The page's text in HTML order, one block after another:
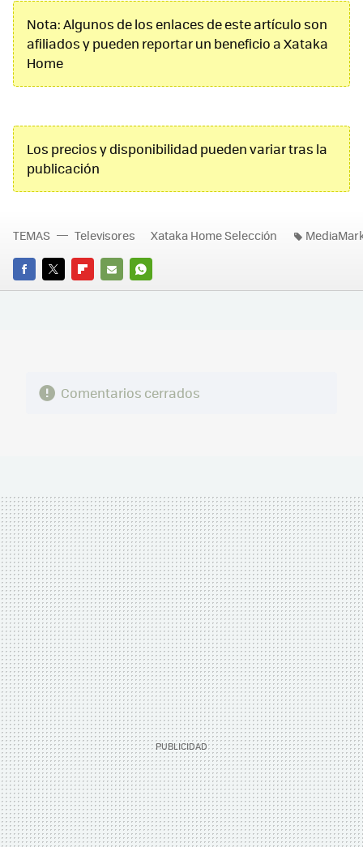
Nota: Algunos de los enlaces de este artículo son
afiliados y pueden reportar un beneficio a Xataka
Home
Los precios y disponibilidad pueden variar tras la
publicación
FACEBOOK
TWITTERFLIPBOARD
E-
WHATSAPP
TEMAS Televisores Xataka Home Selección
Comentarios cerrados